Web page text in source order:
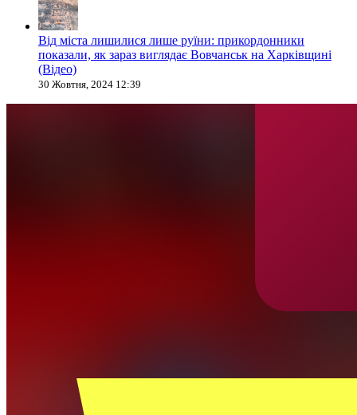
Від міста лишилися лише руїни: прикордонники
показали, як зараз виглядає Вовчанськ на Харківщині
(Відео)
30 Жовтня, 2024 12:39